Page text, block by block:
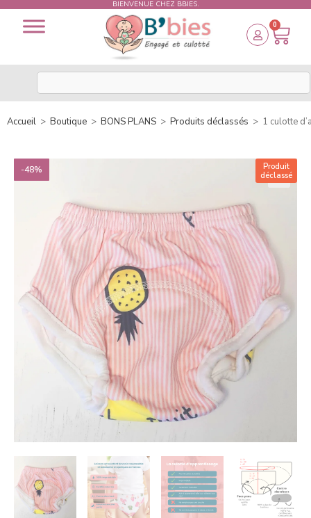
BIENVENUE CHEZ BBIES.
0
Accueil > Boutique > BONS PLANS > Produits déclassés > 1 culotte
-48%
Produit
déclassé